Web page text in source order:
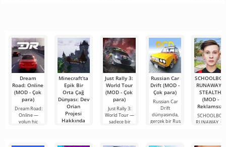
sağlayan
Dream
Road: Online
(MOD - Çok
para)
Dream Road:
Online —
yolun hiç
Minecraft’ta
Epik Bir
Orta Çağ
Dünyası: Dev
Orian
Projesi
Hakkında
Just Rally 3:
World Tour
(MOD - Çok
para)
Just Rally 3:
World Tour —
sadece bir
Russian Car
Drift (MOD -
Çok para)
Russian Car
Drift
dünyasında,
gerçek bir Rus
SCHOOLBOY
RUNAWAY -
STEALTH
(MOD -
Reklamsız)
SCHOOLBOY
RUNAWAY, sizi